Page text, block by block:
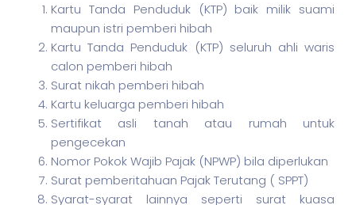
Kartu Tanda Penduduk (KTP) baik milik suami
maupun istri pemberi hibah
Kartu Tanda Penduduk (KTP) seluruh ahli waris
calon pemberi hibah
Surat nikah pemberi hibah
Kartu keluarga pemberi hibah
Sertifikat asli tanah atau rumah untuk
pengecekan
Nomor Pokok Wajib Pajak (NPWP) bila diperlukan
Surat pemberitahuan Pajak Terutang ( SPPT)
Syarat-syarat lainnya seperti surat kuasa